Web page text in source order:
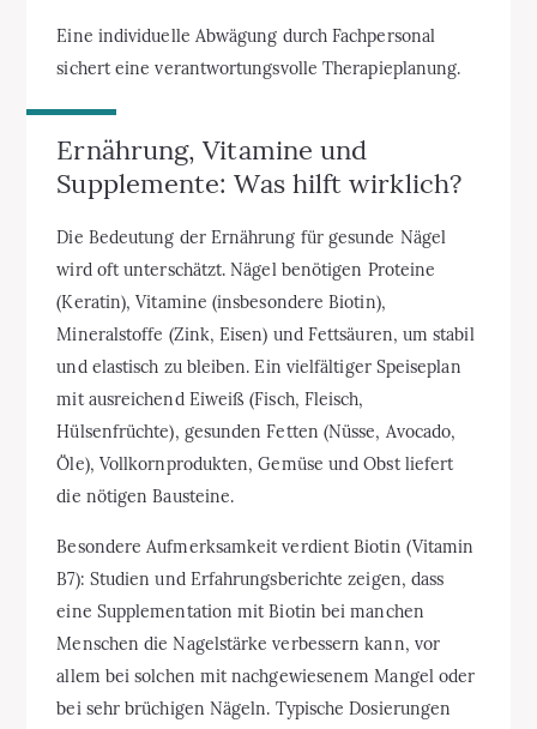
Eine individuelle Abwägung durch Fachpersonal
sichert eine verantwortungsvolle Therapieplanung.
Ernährung, Vitamine und
Supplemente: Was hilft wirklich?
Die Bedeutung der Ernährung für gesunde Nägel
wird oft unterschätzt. Nägel benötigen Proteine
(Keratin), Vitamine (insbesondere Biotin),
Mineralstoffe (Zink, Eisen) und Fettsäuren, um stabil
und elastisch zu bleiben. Ein vielfältiger Speiseplan
mit ausreichend Eiweiß (Fisch, Fleisch,
Hülsenfrüchte), gesunden Fetten (Nüsse, Avocado,
Öle), Vollkornprodukten, Gemüse und Obst liefert
die nötigen Bausteine.
Besondere Aufmerksamkeit verdient Biotin (Vitamin
B7): Studien und Erfahrungsberichte zeigen, dass
eine Supplementation mit Biotin bei manchen
Menschen die Nagelstärke verbessern kann, vor
allem bei solchen mit nachgewiesenem Mangel oder
bei sehr brüchigen Nägeln. Typische Dosierungen